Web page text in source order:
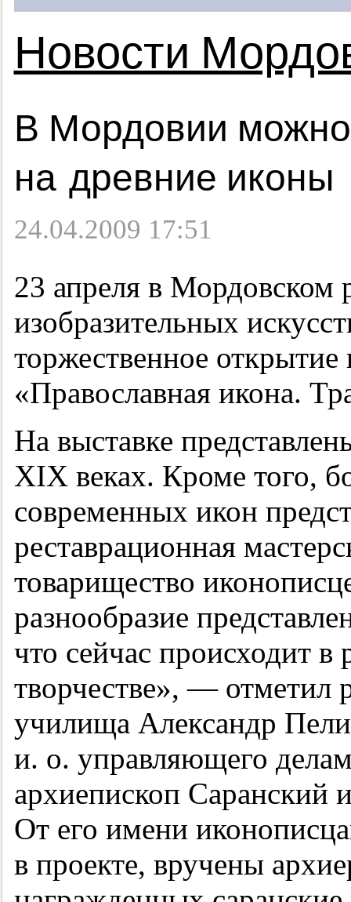
Новости
В Мордовии
на древние иконы
24.04.2009 17:51
23 апреля в Мордовском
изобразительных
торжественное открытие
«Православная икона.
На выставке
XIX веках. Кроме того,
современных икон
реставрационная
товарищество
разнообразие
что сейчас происходит
творчестве», — отметил
училища Александр
и. о. управляющего
архиепископ
От его имени
в проекте, вручены